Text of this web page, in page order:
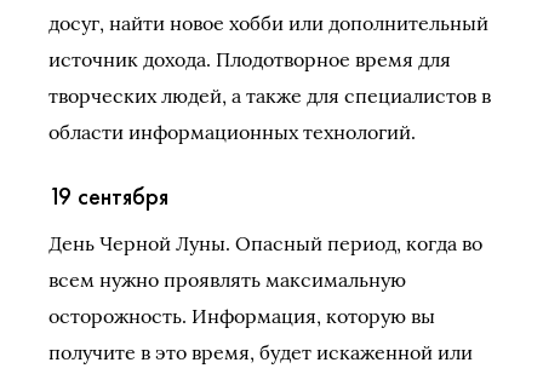
досуг, найти новое хобби или дополнительный
источник дохода. Плодотворное время для
творческих людей, а также для специалистов в
области информационных технологий.
19 сентября
День Черной Луны. Опасный период, когда во
всем нужно проявлять максимальную
осторожность. Информация, которую вы
получите в это время, будет искаженной или